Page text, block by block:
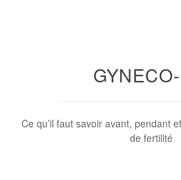
Ce qu’il faut savoir avant, pendant
de fertilité